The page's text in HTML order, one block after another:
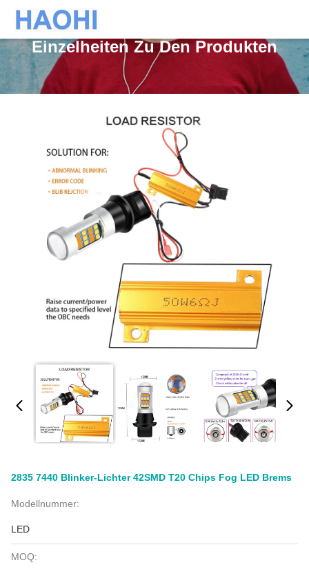
Einzelheiten Zu Den Produkten
2835 7440 Blinker-Lichter 42SMD T20 Chips Fog LED Brems
Modellnummer:
LED
MOQ: